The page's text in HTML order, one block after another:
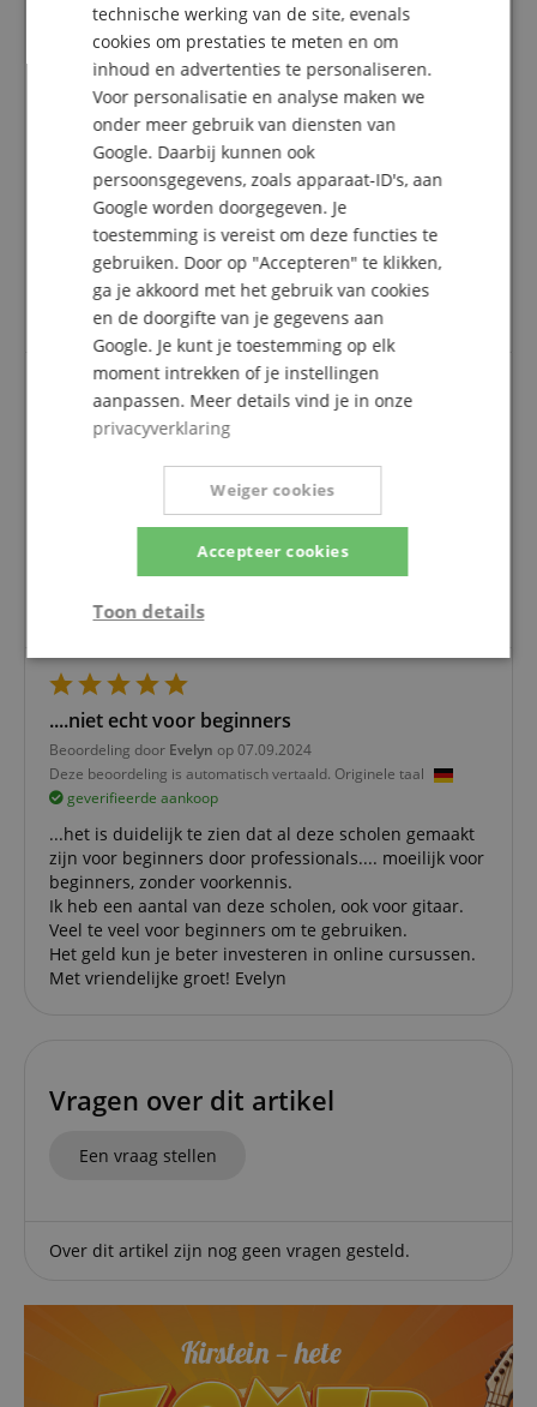
4 Sterren
0
3 Sterren
0
2 Sterren
0
1 Ster
0
Een herziening van de ratings heeft als volgt
plaatsgevonden: Alleen klanten die in onze online
winkel geregistreerd zijn en het product
daadwerkelijk bij ons hebben gekocht, kunnen in
hun klantenaccount een beoordeling voor het
artikel geven.
Alle begin is gemakkelijk
geverifieerde aankoop
hoe goed alles wordt uitgelegd en hoe je stap voor
keyboard spelen. Hartelijk dank daarvoor.
....niet echt voor beginners
Beoordeling door Evelyn op 07.09.2024
Deze beoordeling is automatisch vertaald. Originele taal
geverifieerde aankoop
...het is duidelijk te zien dat al deze scholen gemaakt
zijn voor beginners door professionals.... moeilijk voor
beginners, zonder voorkennis.
Ik heb een aantal van deze scholen, ook voor gitaar.
Veel te veel voor beginners om te gebruiken.
Het geld kun je beter investeren in online cursussen.
Met vriendelijke groet! Evelyn
Vragen over dit artikel
Een vraag stellen
Over dit artikel zijn nog geen vragen gesteld.
SPANISH
technische werking van de site, evenals
cookies om prestaties te meten en om
inhoud en advertenties te personaliseren.
Voor personalisatie en analyse maken we
onder meer gebruik van diensten van
Google. Daarbij kunnen ook
persoonsgegevens, zoals apparaat-ID's, aan
Google worden doorgegeven. Je
toestemming is vereist om deze functies te
gebruiken. Door op "Accepteren" te klikken,
ga je akkoord met het gebruik van cookies
en de doorgifte van je gegevens aan
Google. Je kunt je toestemming op elk
moment intrekken of je instellingen
aanpassen. Meer details vind je in onze
privacyverklaring
Accepteer cookies
Weiger cookies
Toon details
Strikt
noodzakelijk
Prestatie Gericht op
Functionaliteit
Niet-
Strikt noodzakelijk Prestatie
Gericht op
strikt noodzakelijke cookies kan de website niet
correct worden gebruikt.
Naam
van
moet
werken.